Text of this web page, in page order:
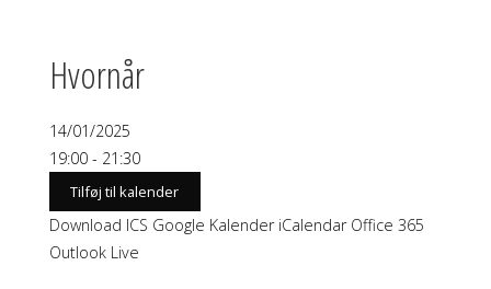
Hvornår
14/01/2025
19:00 - 21:30
Tilføj til kalender
Download ICS Google Kalender iCalendar Office 365
Outlook Live